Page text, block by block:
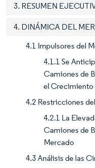
3. RESUMEN
4. DINÁMICA DEL
4.1 Impulsores del
4.1.1 Se
Camiones de
el
4.2 Restricciones
4.2.1 La
Camiones de
Mercado
4.3 Análisis de las